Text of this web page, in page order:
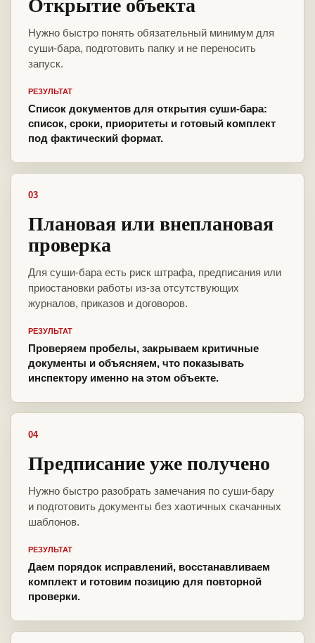
Нужно быстро понять обязательный минимум для
суши-бара, подготовить папку и не переносить
запуск.
РЕЗУЛЬТАТ
Список документов для открытия суши-бара:
список, сроки, приоритеты и готовый комплект
под фактический формат.
03
Плановая или внеплановая
проверка
Для суши-бара есть риск штрафа, предписания или
приостановки работы из-за отсутствующих
журналов, приказов и договоров.
РЕЗУЛЬТАТ
Проверяем пробелы, закрываем критичные
документы и объясняем, что показывать
инспектору именно на этом объекте.
04
Предписание уже получено
Нужно быстро разобрать замечания по суши-бару
и подготовить документы без хаотичных скачанных
шаблонов.
РЕЗУЛЬТАТ
Даем порядок исправлений, восстанавливаем
комплект и готовим позицию для повторной
проверки.